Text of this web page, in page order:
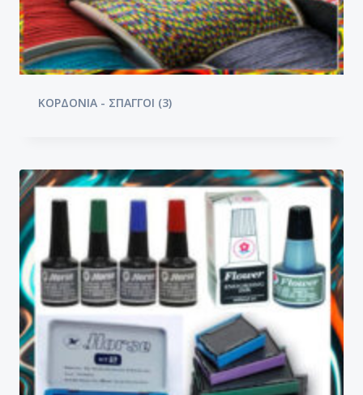
ΚΟΡΔΟΝΙΑ - ΣΠΑΓΓΟΙ (3)